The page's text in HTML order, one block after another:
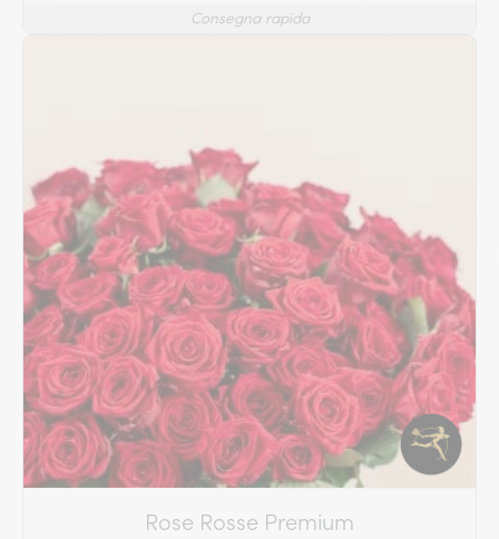
Consegna rapida
Rose Rosse Premium